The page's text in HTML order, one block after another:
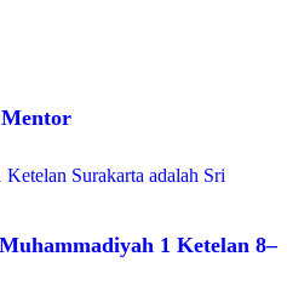
1 Ketelan 8–